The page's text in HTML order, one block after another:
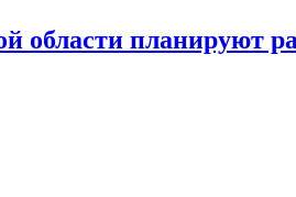
области планируют